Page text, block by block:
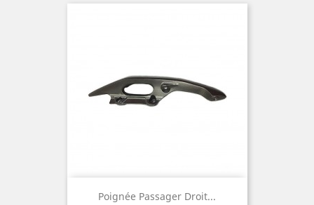
Poignée Passager Droit...